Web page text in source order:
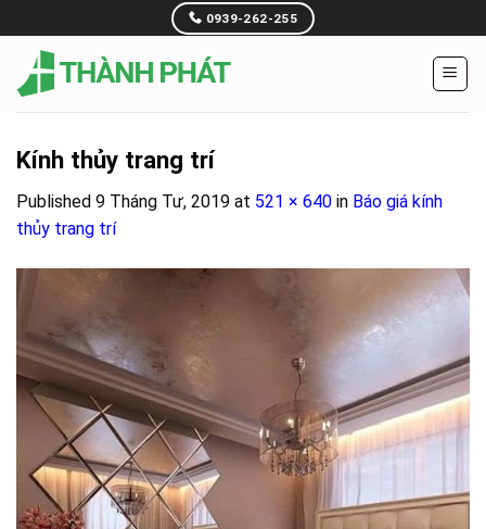
to
content
0939-262-255
Kính thủy trang trí
Published 9 Tháng Tư, 2019 at 521 × 640 in Báo giá kính
thủy trang trí